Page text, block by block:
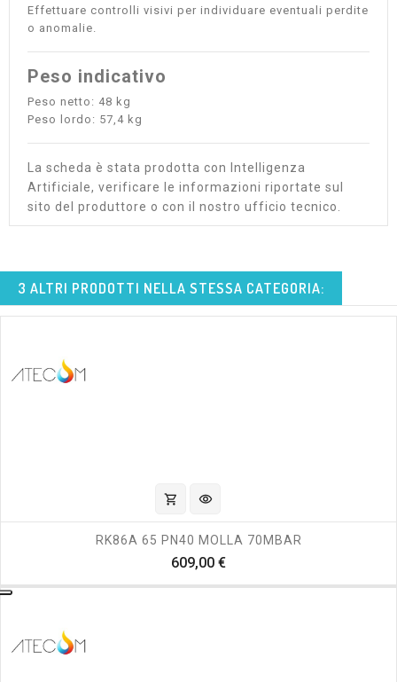
Effettuare controlli visivi per individuare eventuali perdite
o anomalie.
Peso indicativo
Peso netto: 48 kg
Peso lordo: 57,4 kg
La scheda è stata prodotta con Intelligenza
Artificiale, verificare le informazioni riportate sul
sito del produttore o con il nostro ufficio tecnico.
3 ALTRI PRODOTTI NELLA STESSA CATEGORIA:
shopping_cart visibility
RK86A 65 PN40 MOLLA 70MBAR
609,00 €Prezzo